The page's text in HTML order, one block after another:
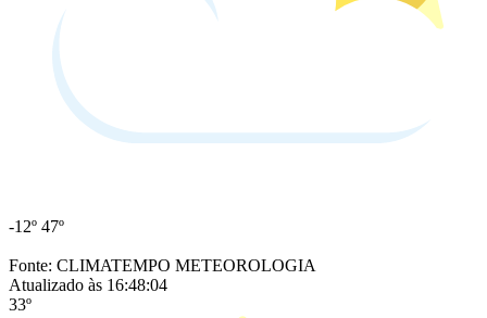
-12º 47º
Fonte: CLIMATEMPO METEOROLOGIA
Atualizado às 16:48:04
33º